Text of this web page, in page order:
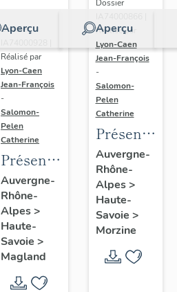
Aperçu
Dossier
Réalisé par
Lyon-Caen
Jean-François
-
Salomon-
Pelen
Catherine
Présentation
de la
commune
de
Magland
Auvergne-
Rhône-
Alpes>
Haute-
Savoie >
Magland
Aperçu
Dossier
Réalisé par
Lyon-Caen
Jean-François
-
Salomon-
Pelen
Catherine
de l'aire
d'étude
d'Avoriaz
Auvergne-
Rhône-
Alpes>
Haute-
Savoie >
Morzine